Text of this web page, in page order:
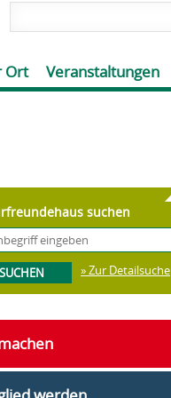
Ort Veranstaltungen
suchen
» Zur Detailsuche